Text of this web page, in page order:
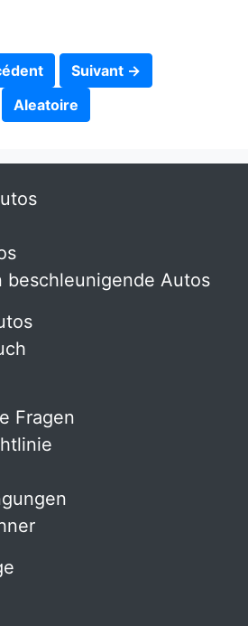
Suivant →
Aleatoire
beschleunigende Autos
Fragen